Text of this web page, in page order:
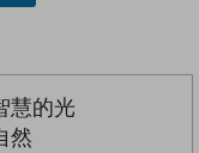
慧的光
然